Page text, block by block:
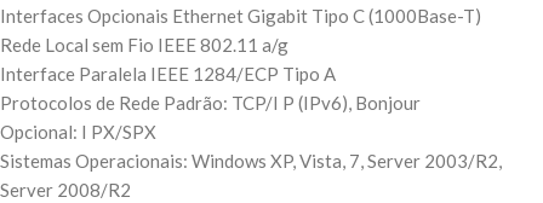
Interfaces Opcionais Ethernet Gigabit Tipo C (1000Base-T)
Rede Local sem Fio IEEE 802.11 a/g
Interface Paralela IEEE 1284/ECP Tipo A
Protocolos de Rede Padrão: TCP/I P (IPv6), Bonjour
Opcional: I PX/SPX
Sistemas Operacionais: Windows XP, Vista, 7, Server 2003/R2,
Server 2008/R2